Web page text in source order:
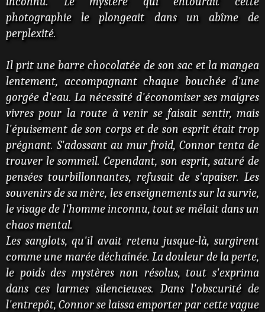
photographie le plongeait dans un abîme de
perplexité.
Il prit une barre chocolatée de son sac et la mangea
lentement, accompagnant chaque bouchée d'une
gorgée d'eau. La nécessité d'économiser ses maigres
vivres pour la route à venir se faisait sentir, mais
l'épuisement de son corps et de son esprit était trop
prégnant. S'adossant au mur froid, Connor tenta de
trouver le sommeil. Cependant, son esprit, saturé de
pensées tourbillonnantes, refusait de s'apaiser. Les
souvenirs de sa mère, les enseignements sur la survie,
le visage de l'homme inconnu, tout se mêlait dans un
chaos mental.
Les sanglots, qu'il avait retenu jusque-là, surgirent
comme une marée déchaînée. La douleur de la perte,
le poids des mystères non résolus, tout s'exprima
dans ces larmes silencieuses. Dans l'obscurité de
l'entrepôt, Connor se laissa emporter par cette vague